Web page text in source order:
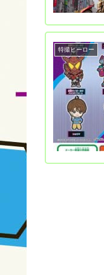
特撮ヒーロー